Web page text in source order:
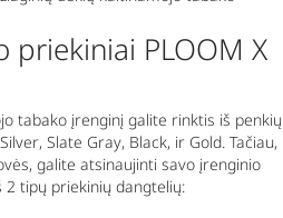
priekiniai PLOOM X
tabako įrenginį galite rinktis iš penkių
, Slate Gray, Black, ir Gold. Tačiau,
galite atsinaujinti savo įrenginio
tipų priekinių dangtelių: